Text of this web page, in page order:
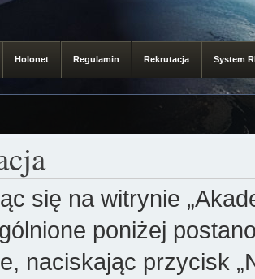
Holonet Regulamin Rekrutacja System
się na witrynie
poniżej
naciskając przycisk